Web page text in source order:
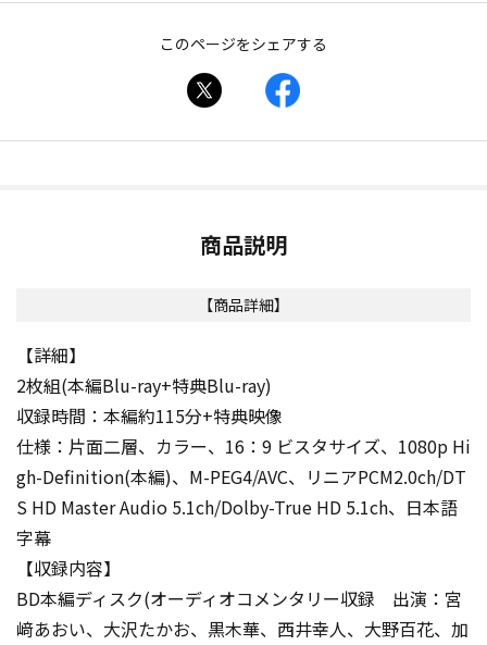
このページをシェアする
商品説明
【商品詳細】
【詳細】
2枚組(本編Blu-ray+特典Blu-ray)
収録時間：本編約115分+特典映像
仕様：片面二層、カラー、16：9 ビスタサイズ、1080p Hi
gh-Definition(本編)、M-PEG4/AVC、リニアPCM2.0ch/DT
S HD Master Audio 5.1ch/Dolby-True HD 5.1ch、日本語
字幕
【収録内容】
BD本編ディスク(オーディオコメンタリー収録 出演：宮
﨑あおい、大沢たかお、黒木華、西井幸人、大野百花、加